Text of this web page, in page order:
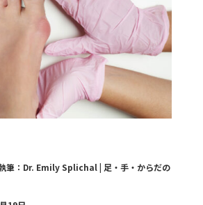
筆：Dr. Emily Splichal| 足・手・からだの